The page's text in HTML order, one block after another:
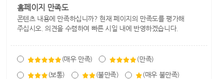
홈페이지 만족도
콘텐츠 내용에 만족하십니까? 현재 페이지의 만족도를 평가해
주십시오. 의견을 수렴하여 빠른 시일 내에 반영하겠습니다.
(매우 만족) (만족)
(보통) (불만족) (매우 불만족)